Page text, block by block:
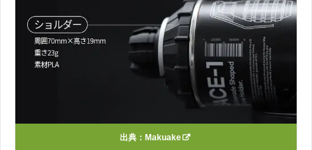
出典： Makuake